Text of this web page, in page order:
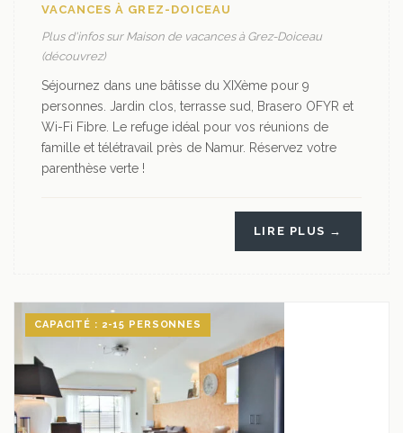
VACANCES À GREZ-DOICEAU
Plus d'infos sur Maison de vacances à Grez-Doiceau
(découvrez)
Séjournez dans une bâtisse du XIXème pour 9
personnes. Jardin clos, terrasse sud, Brasero OFYR et
Wi-Fi Fibre. Le refuge idéal pour vos réunions de
famille et télétravail près de Namur. Réservez votre
parenthèse verte !
LIRE PLUS →
CAPACITÉ : 2-15 PERSONNES